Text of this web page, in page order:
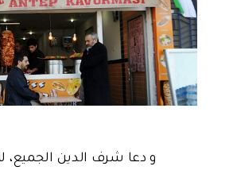
و دعا شرف الدين الجميع،